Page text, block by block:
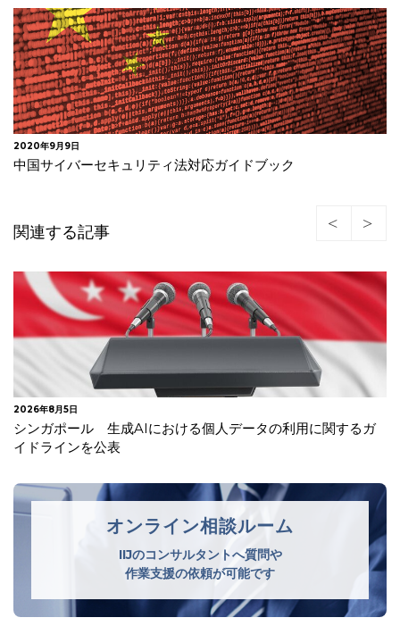
2020年9月9日
中国サイバーセキュリティ法対応ガイドブック
関連する記事
2026年8月3日
EU AI法が施行
オンライン相談ルーム
IIJのコンサルタントへ質問や
作業支援の依頼が可能です